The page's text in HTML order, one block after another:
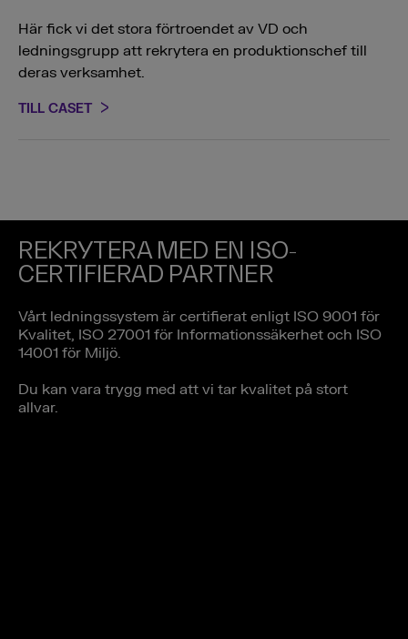
Här fick vi det stora förtroendet av VD och
ledningsgrupp att rekrytera en produktionschef till
deras verksamhet.
TILL CASET
REKRYTERA MED EN ISO-
CERTIFIERAD PARTNER
Vårt ledningssystem är certifierat enligt ISO 9001 för
Kvalitet, ISO 27001 för Informationssäkerhet och ISO
14001 för Miljö.
Du kan vara trygg med att vi tar kvalitet på stort
allvar.